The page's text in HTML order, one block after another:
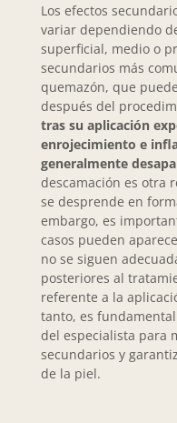
Los efectos
variar dependiendo
superficial, medio o
secundarios más
quemazón, que
después del
tras su aplicación
enrojecimiento e
generalmente
descamación es otra
se desprende en
embargo, es
casos pueden
no se siguen
posteriores al
referente a la
tanto, es
del especialista para
secundarios y
de la piel.